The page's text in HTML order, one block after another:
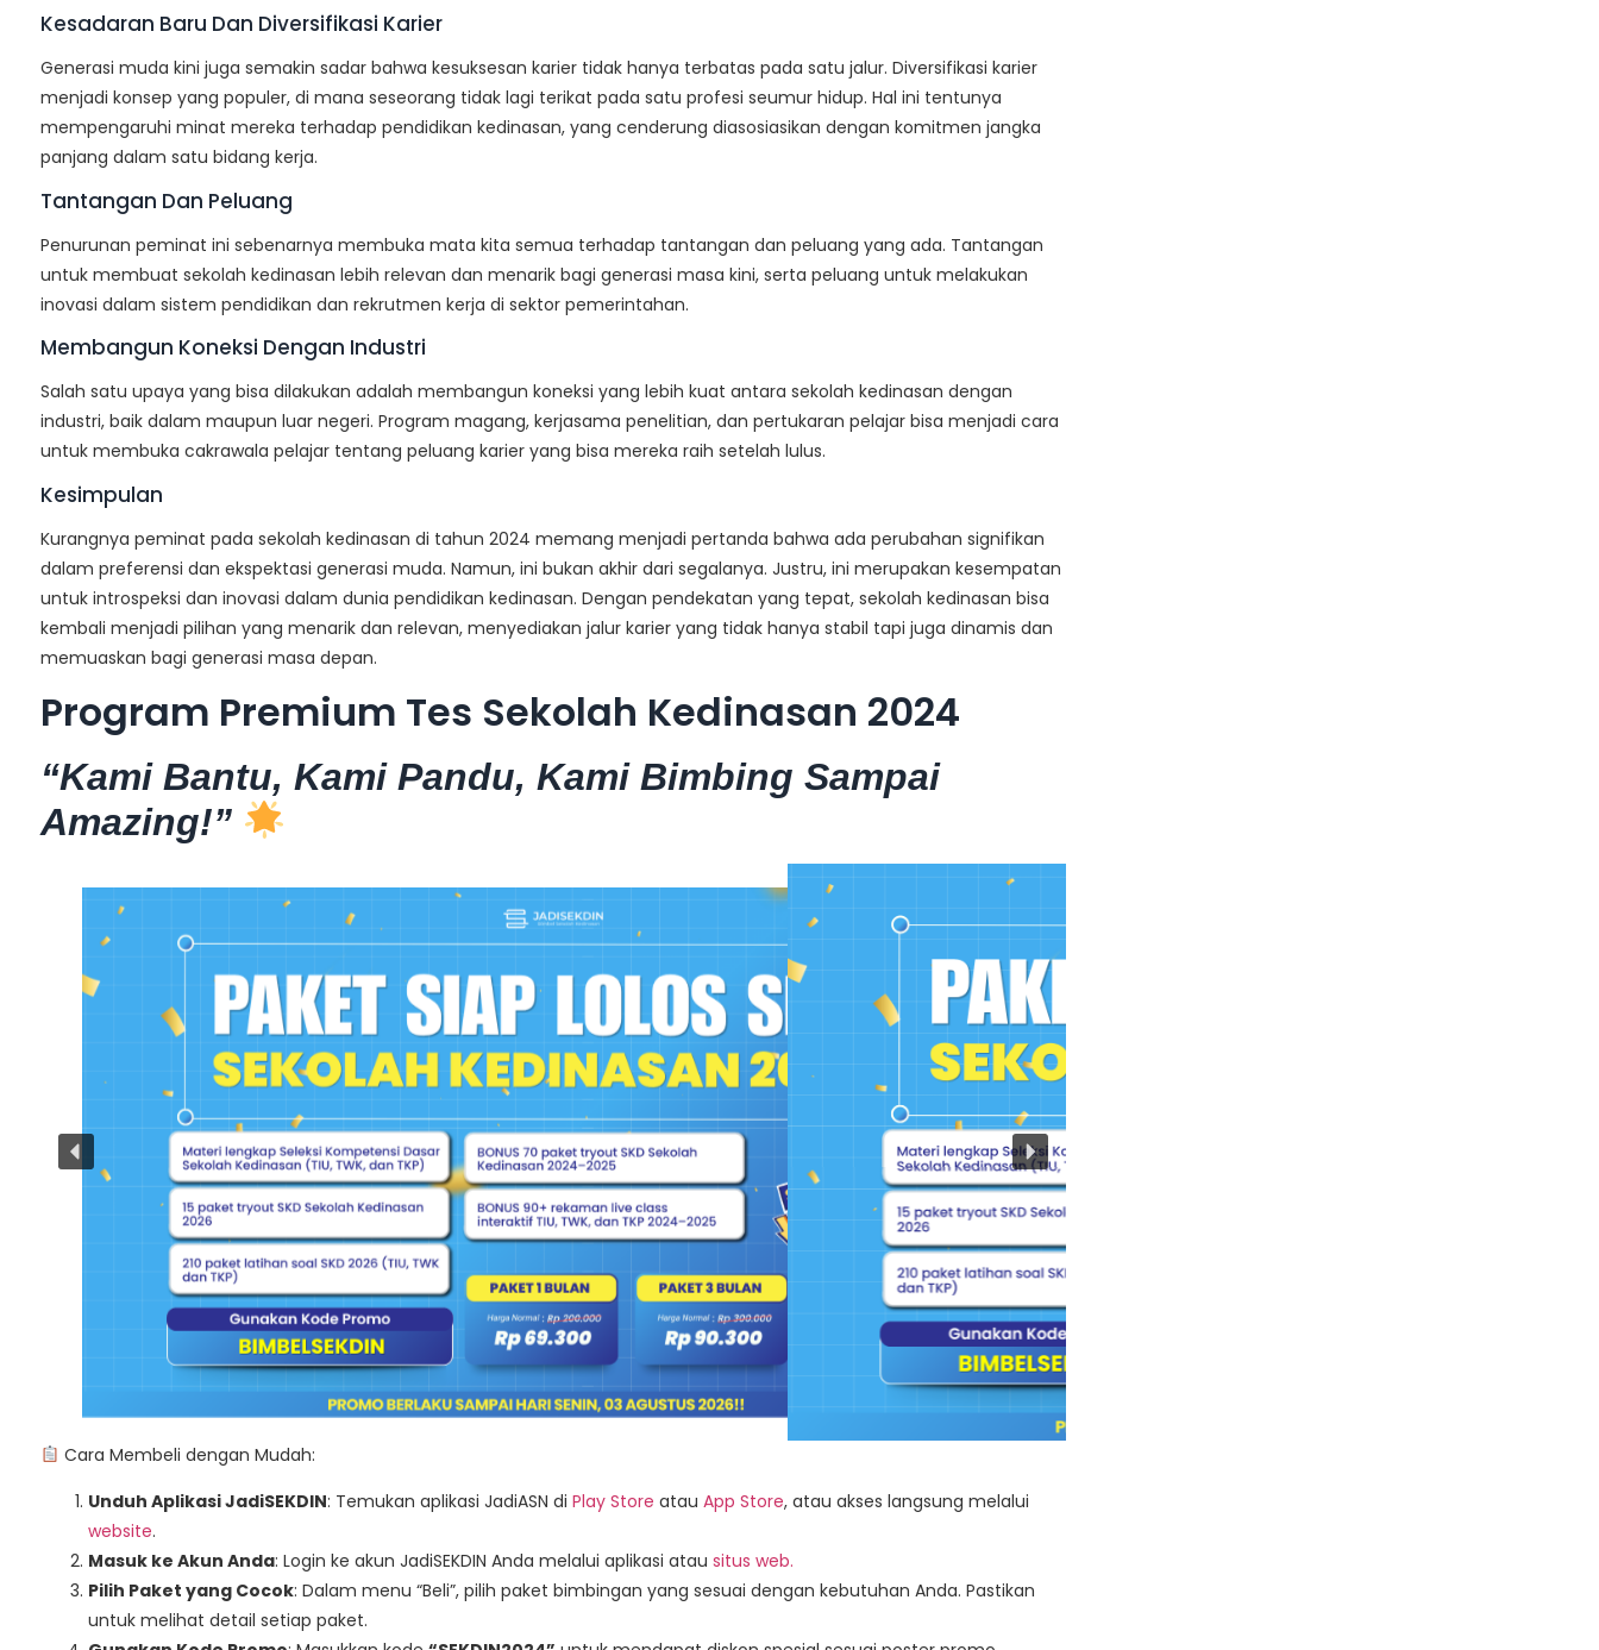
Kesadaran Baru Dan Diversifikasi Karier
Generasi muda kini juga semakin sadar bahwa kesuksesan karier tidak hanya terbatas pada satu jalur. Diversifikasi karier
menjadi konsep yang populer, di mana seseorang tidak lagi terikat pada satu profesi seumur hidup. Hal ini tentunya
mempengaruhi minat mereka terhadap pendidikan kedinasan, yang cenderung diasosiasikan dengan komitmen jangka
panjang dalam satu bidang kerja.
Tantangan Dan Peluang
Penurunan peminat ini sebenarnya membuka mata kita semua terhadap tantangan dan peluang yang ada. Tantangan
untuk membuat sekolah kedinasan lebih relevan dan menarik bagi generasi masa kini, serta peluang untuk melakukan
inovasi dalam sistem pendidikan dan rekrutmen kerja di sektor pemerintahan.
Membangun Koneksi Dengan Industri
Salah satu upaya yang bisa dilakukan adalah membangun koneksi yang lebih kuat antara sekolah kedinasan dengan
industri, baik dalam maupun luar negeri. Program magang, kerjasama penelitian, dan pertukaran pelajar bisa menjadi cara
untuk membuka cakrawala pelajar tentang peluang karier yang bisa mereka raih setelah lulus.
Kesimpulan
Kurangnya peminat pada sekolah kedinasan di tahun 2024 memang menjadi pertanda bahwa ada perubahan signifikan
dalam preferensi dan ekspektasi generasi muda. Namun, ini bukan akhir dari segalanya. Justru, ini merupakan kesempatan
untuk introspeksi dan inovasi dalam dunia pendidikan kedinasan. Dengan pendekatan yang tepat, sekolah kedinasan bisa
kembali menjadi pilihan yang menarik dan relevan, menyediakan jalur karier yang tidak hanya stabil tapi juga dinamis dan
memuaskan bagi generasi masa depan.
Program Premium Tes Sekolah Kedinasan 2024
“Kami Bantu, Kami Pandu, Kami Bimbing Sampai
Amazing!”
Cara Membeli dengan Mudah:
Unduh Aplikasi JadiSEKDIN: Temukan aplikasi JadiASN di Play Store atau App Store, atau akses langsung melalui
website.
Masuk ke Akun Anda: Login ke akun JadiSEKDIN Anda melalui aplikasi atau situs web.
Pilih Paket yang Cocok: Dalam menu “Beli”, pilih paket bimbingan yang sesuai dengan kebutuhan Anda. Pastikan
untuk melihat detail setiap paket.